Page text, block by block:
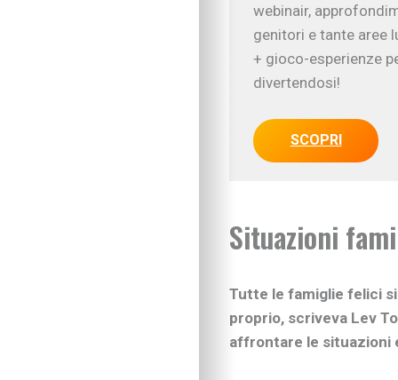
webinair,
genitori e tante aree
+ gioco-esperienze
divertendosi!
SCOPRI
Situazioni
Tutte le famiglie felici
proprio, scriveva Lev
affrontare le situazioni